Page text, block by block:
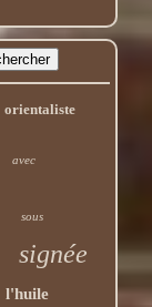
orientaliste
avec
sous
signée
l'huile